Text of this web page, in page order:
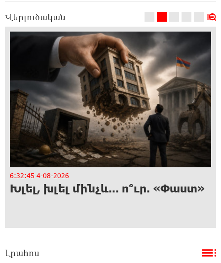
Վերլուծական
6:32:45 4-08-2026
Խլել, խլել մինչև... ո՞ւր. «Փաստ»
Լրահոս